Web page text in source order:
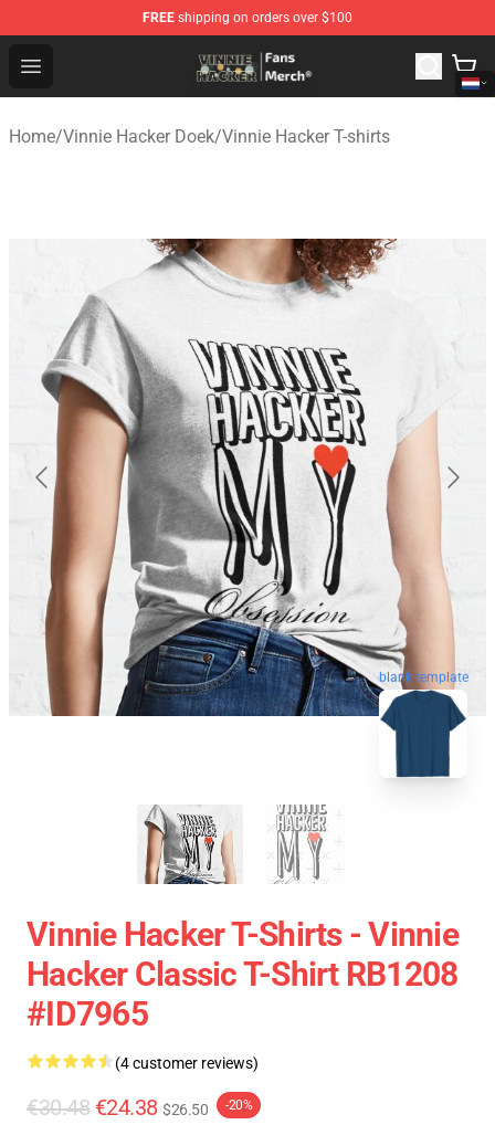
FREE shipping on orders over $100
Open menu
Vinnie Hacker Store - Official Vinnie Hacker Merchandise
Home/Vinnie Hacker Doek/Vinnie Hacker T-shirts
blank template
Vinnie Hacker T-Shirts - Vinnie
Hacker Classic T-Shirt RB1208
#ID7965
(4 customer reviews)
€30.48 €24.38 $26.50 -20%